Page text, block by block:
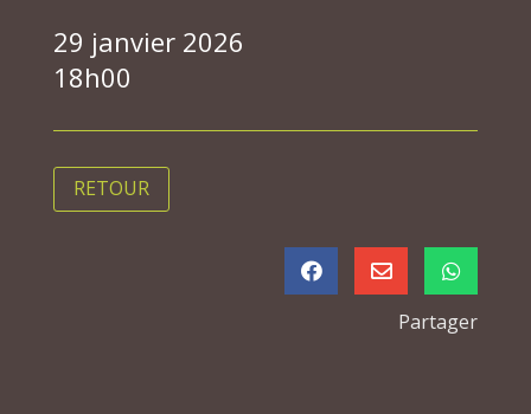
29 janvier 2026
18h00
RETOUR
  
Partager